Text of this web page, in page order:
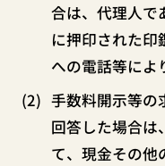
合は、代理人で
に押印された印
への電話等によ
手数料開示等の
回答した場合は
て、現金その他